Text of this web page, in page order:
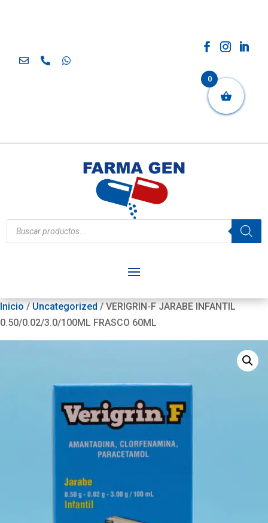
Búsqueda
de
productos
Inicio / Uncategorized / VERIGRIN-F JARABE INFANTIL
0.50/0.02/3.0/100ML FRASCO 60ML
0